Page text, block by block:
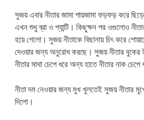
সুজয় এবার নীতার জামা পায়জামা ফড়ফড় করে
এখন শুধু ব্রা ও প্যান্টি। কিছুক্ষন পর ওগুলোও
হয়ে গেলো। সুজয় নীতাকে বিছানায় চিৎ করে
দেওয়ার জন্য অনুরোধ করছে। সুজয় নীতার বুকের
নীতার মাথা চেপে ধরে অন্য হাতে নীতার নাক
নীতা দম নেওয়ার জন্য মুখ খুলতেই সুজয় নীতার
দিলো।